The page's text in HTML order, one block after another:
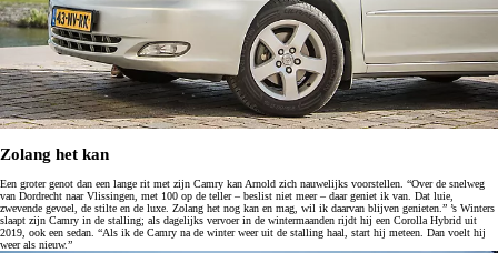
Zolang het kan
Een groter genot dan een lange rit met zijn Camry kan Arnold zich nauwelijks voorstellen. “Over de snelweg
van Dordrecht naar Vlissingen, met 100 op de teller – beslist niet meer – daar geniet ik van. Dat luie,
zwevende gevoel, de stilte en de luxe. Zolang het nog kan en mag, wil ik daarvan blijven genieten.” ’s Winters
slaapt zijn Camry in de stalling; als dagelijks vervoer in de wintermaanden rijdt hij een Corolla Hybrid uit
2019, ook een sedan. “Als ik de Camry na de winter weer uit de stalling haal, start hij meteen. Dan voelt hij
weer als nieuw.”